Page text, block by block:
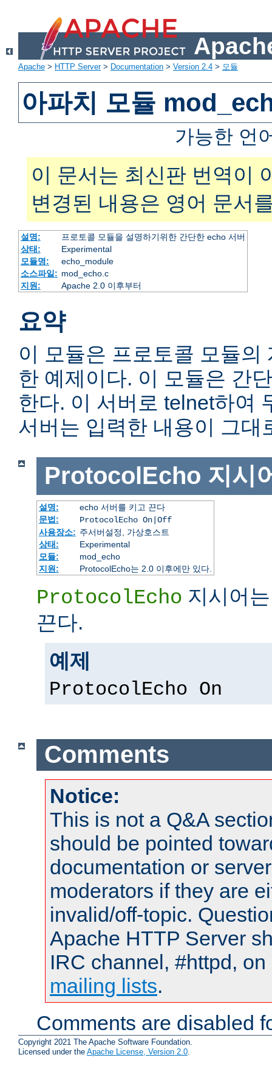
Apache > HTTP Server> Documentation > Version 2.4 > 모듈
아파치 모듈
가능한 언
이 문서는 최신판 번역이
변경된 내용은 영어 문서
설명:
프로토콜 모듈을 설명하기위한 간단한 echo 서버
상태:
Experimental
모듈명:
echo_module
소스파일: mod_echo.c
지원:
Apache 2.0 이후부터
요약
이 모듈은 프로토콜 모듈의
한 예제이다. 이 모듈은 간
한다. 이 서버로 telnet하여
서버는 입력한 내용이 그대
ProtocolEcho 지시
설명:
echo 서버를 키고 끈다
문법:
ProtocolEcho On|Off
사용장소: 주서버설정, 가상호스트
상태:
Experimental
모듈:
mod_echo
지원:
ProtocolEcho는 2.0 이후에만 있다.
ProtocolEcho 지시어
끈다.
예제
ProtocolEcho On
Comments
Notice:
This is not a Q&A
should be pointed
documentation or
moderators if they are
invalid/off-topic.
Apache HTTP Server
IRC channel, #httpd,
mailing lists.
Comments are disabled
Copyright 2021 The Apache Software Foundation.
Licensed under the Apache License, Version 2.0